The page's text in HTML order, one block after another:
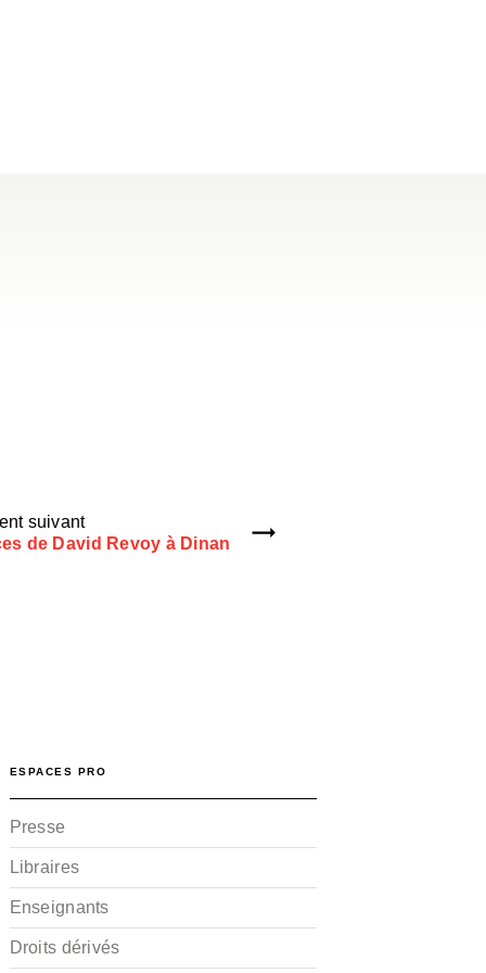
suivant
de David Revoy à Dinan
ESPACES PRO
Presse
Libraires
Enseignants
Droits dérivés